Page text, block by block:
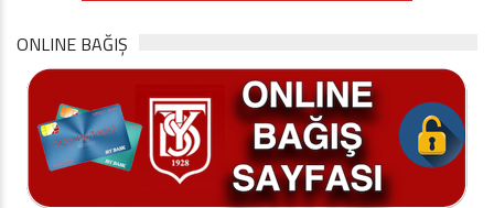
ONLINE BAĞIŞ